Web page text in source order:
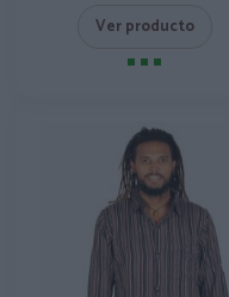
Ver producto